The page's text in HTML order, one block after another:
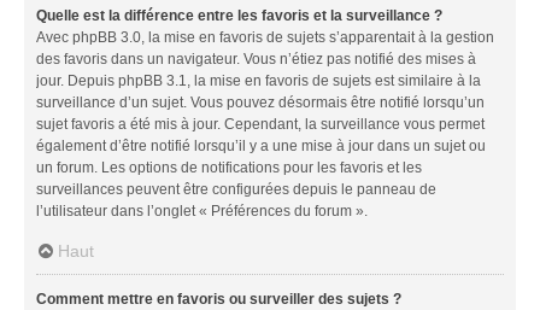
Quelle est la différence entre les favoris et la surveillance ?
Avec phpBB 3.0, la mise en favoris de sujets s’apparentait à la gestion
des favoris dans un navigateur. Vous n’étiez pas notifié des mises à
jour. Depuis phpBB 3.1, la mise en favoris de sujets est similaire à la
surveillance d’un sujet. Vous pouvez désormais être notifié lorsqu’un
sujet favoris a été mis à jour. Cependant, la surveillance vous permet
également d’être notifié lorsqu’il y a une mise à jour dans un sujet ou
un forum. Les options de notifications pour les favoris et les
surveillances peuvent être configurées depuis le panneau de
l’utilisateur dans l’onglet « Préférences du forum ».
Haut
Comment mettre en favoris ou surveiller des sujets ?